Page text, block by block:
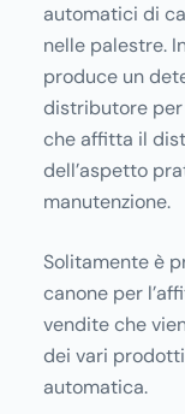
automatici di
nelle palestre.
produce un
distributore per
che affitta il
dell’aspetto
manutenzione.
Solitamente è
canone per
vendite che
dei vari
automatica.